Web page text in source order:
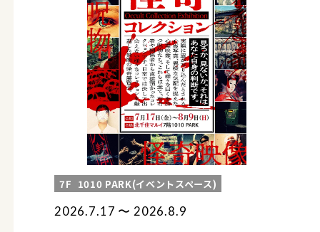
7F 1010 PARK(イベントスペース)
2026.7.17 〜 2026.8.9